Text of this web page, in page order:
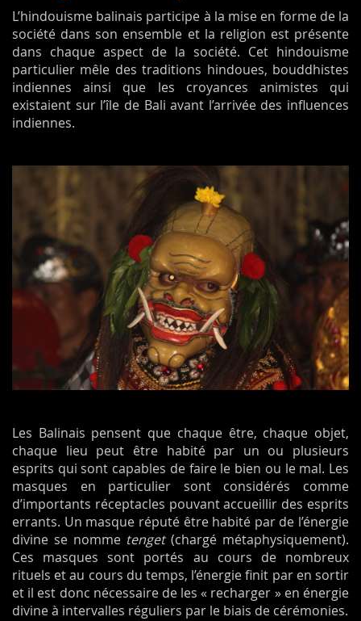
L’hindouisme balinais participe à la mise en forme de la
société dans son ensemble et la religion est présente
dans chaque aspect de la société. Cet hindouisme
particulier mêle des traditions hindoues, bouddhistes
indiennes ainsi que les croyances animistes qui
existaient sur l’île de Bali avant l’arrivée des influences
indiennes.
Les Balinais pensent que chaque être, chaque objet,
chaque lieu peut être habité par un ou plusieurs
esprits qui sont capables de faire le bien ou le mal. Les
masques en particulier sont considérés comme
d’importants réceptacles pouvant accueillir des esprits
errants. Un masque réputé être habité par de l’énergie
divine se nomme tenget(chargé métaphysiquement).
Ces masques sont portés au cours de nombreux
rituels et au cours du temps, l’énergie finit par en sortir
et il est donc nécessaire de les « recharger » en énergie
divine à intervalles réguliers par le biais de cérémonies.